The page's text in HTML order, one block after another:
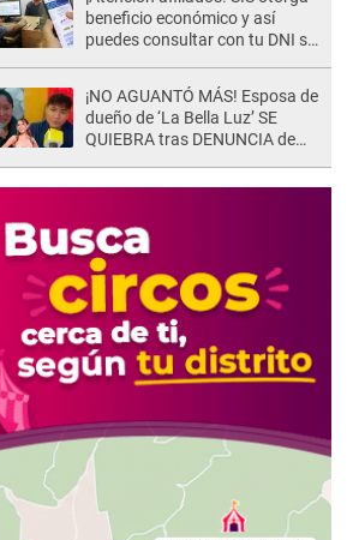
beneficio económico y así
puedes consultar con tu DNI si
¡NO AGUANTÓ MÁS! Esposa de
dueño de ‘La Bella Luz’ SE
QUIEBRA tras DENUNCIA de